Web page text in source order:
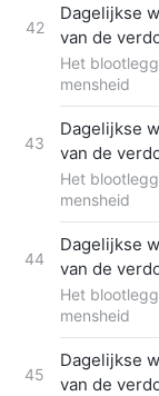
42
Dagelijkse
van de
Fragment
Het
mensheid
43
Dagelijkse
van de
Fragment
Het
mensheid
44
Dagelijkse
van de
Fragment
Het
mensheid
45
Dagelijkse
van de